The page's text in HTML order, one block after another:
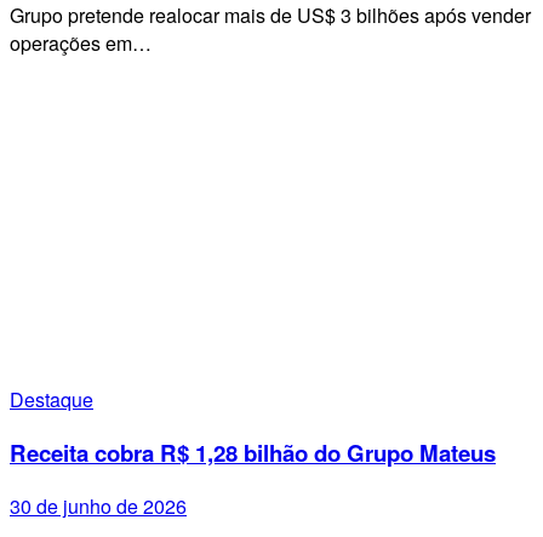
Grupo pretende realocar mais de US$ 3 bilhões após vender
operações em…
Destaque
Receita cobra R$ 1,28 bilhão do Grupo Mateus
30 de junho de 2026